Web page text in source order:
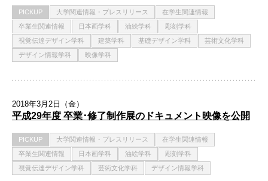
PICKUP 大学関連情報・プレスリリース
在学生関連情報
卒業生関連情報
日本画学科 油絵学科
彫刻学科
視覚伝達デザイン学科
建築学科 基礎デザイン学科
芸術文化学科
デザイン情報学科
映像学科
2018年3月2日（金）
平成29年度 卒業･修了制作展のドキュメント映像を公開
PICKUP 大学関連情報・プレスリリース
在学生関連情報
卒業生関連情報
日本画学科 油絵学科
彫刻学科
視覚伝達デザイン学科
芸術文化学科 デザイン情報学科